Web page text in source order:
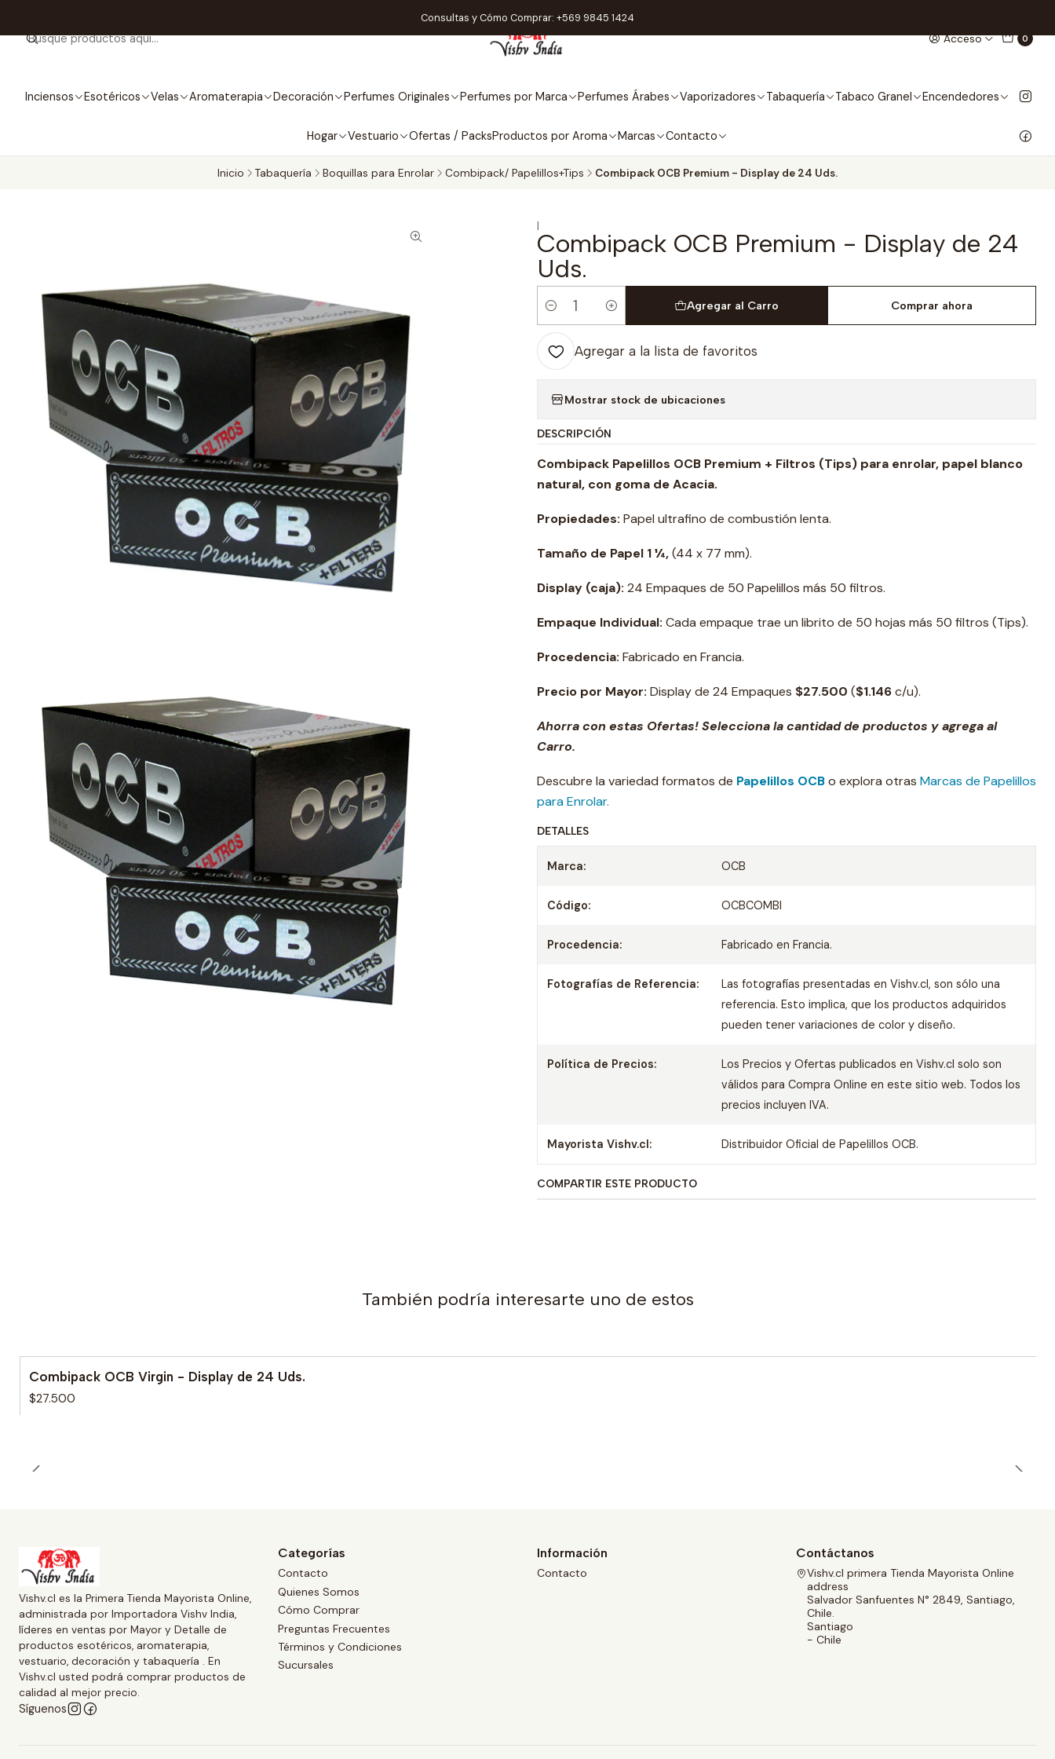
Acceso 0
Inciensos Esotéricos Velas Aromaterapia Decoración Perfumes Originales Perfumes por Marca Perfumes Árabes Vaporizadores Tabaquería Tabaco Granel Encendedores
Hogar Vestuario Ofertas / PacksProductos por Aroma Marcas Contacto
Consultas y Cómo Comprar: +569 9845 1424
Inicio Tabaquería Boquillas para Enrolar Combipack/ Papelillos+Tips Combipack OCB Premium - Display de 24 Uds.
|
Combipack OCB Premium - Display de 24
Uds.
Cantidad
Agregar al Carro Comprar ahora
Agregar a la lista de favoritos
Mostrar stock de ubicaciones
DESCRIPCIÓN
Combipack Papelillos OCB Premium + Filtros (Tips) para enrolar, papel blanco
natural, con goma de Acacia.
Propiedades: Papel ultrafino de combustión lenta.
Tamaño de Papel 1 ¼,(44 x 77 mm).
Display (caja): 24 Empaques de 50 Papelillos más 50 filtros.
Empaque Individual: Cada empaque trae un librito de 50 hojas más 50 filtros (Tips).
Procedencia: Fabricado en Francia.
Precio por Mayor: Display de 24 Empaques $27.500 ($1.146c/u).
Ahorra con estas Ofertas! Selecciona la cantidad de productos y agrega al
Carro.
Descubre la variedad formatos de Papelillos OCBo explora otras Marcas de Papelillos
para Enrolar.
DETALLES
Marca: OCB
Código: OCBCOMBI
Procedencia: Fabricado en Francia.
Fotografías de Referencia:
Las fotografías presentadas en Vishv.cl, son sólo una
referencia. Esto implica, que los productos adquiridos
pueden tener variaciones de color y diseño.
Política de Precios:
Los Precios y Ofertas publicados en Vishv.cl solo son
válidos para Compra Online en este sitio web. Todos los
precios incluyen IVA.
Mayorista Vishv.cl: Distribuidor Oficial de Papelillos OCB.
COMPARTIR ESTE PRODUCTO
También podría interesarte uno de estos
Combipack OCB Virgin - Display de 24 Uds.
$27.500
Vishv.cl es la Primera Tienda Mayorista Online,
administrada por Importadora Vishv India,
líderes en ventas por Mayor y Detalle de
productos esotéricos, aromaterapia,
vestuario, decoración y tabaquería . En
Vishv.cl usted podrá comprar productos de
calidad al mejor precio.
Síguenos
Categorías
Contacto
Quienes Somos
Cómo Comprar
Preguntas Frecuentes
Términos y Condiciones
Sucursales
Información
Contacto
Contáctanos
Vishv.cl primera Tienda Mayorista Online
address
Salvador Sanfuentes N° 2849, Santiago,
Chile.
Santiago
- Chile